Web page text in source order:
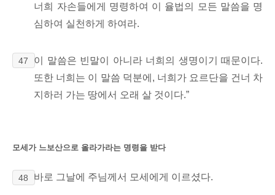
너희 자손들에게 명령하여 이 율법의 모든 말씀을 명
심하여 실천하게 하여라.
47
이 말씀은 빈말이 아니라 너희의 생명이기 때문이다.
또한 너희는 이 말씀 덕분에, 너희가 요르단을 건너 차
지하러 가는 땅에서 오래 살 것이다.”
모세가 느보산으로 올라가라는 명령을 받다
48 바로 그날에 주님께서 모세에게 이르셨다.